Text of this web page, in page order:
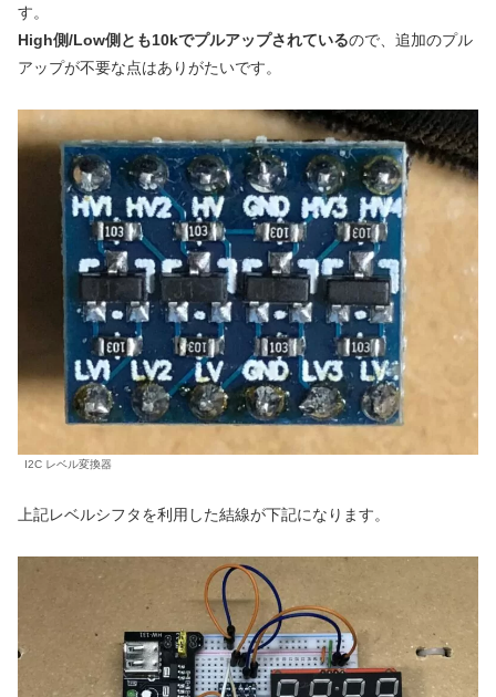
す。
High側/Low側とも10kでプルアップされているので、追加のプル
アップが不要な点はありがたいです。
I2C レベル変換器
上記レベルシフタを利用した結線が下記になります。